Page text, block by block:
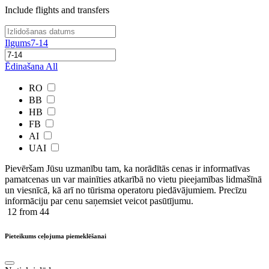
Include flights and transfers
Ilgums7-14
Ēdinašana All
RO
BB
HB
FB
AI
UAI
Pievēršam Jūsu uzmanību tam, ka norādītās cenas ir ​informatīvas ​
pamatcenas un var mainīties atkarībā ​no ​vietu pieejamības lidmašīnā
un viesnīcā, kā arī no tūrisma operatoru piedāvājumiem. Precīzu
informāciju par cenu saņemsiet veicot pasūtījumu.
12 from 44
Pieteikums ceļojuma piemeklēšanai